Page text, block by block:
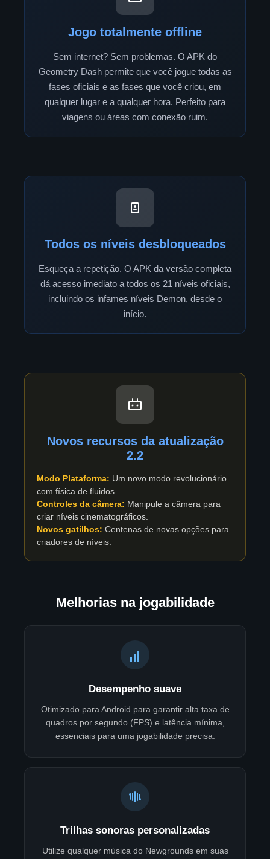
Jogo totalmente offline
Sem internet? Sem problemas. O APK do
Geometry Dash permite que você jogue todas as
fases oficiais e as fases que você criou, em
qualquer lugar e a qualquer hora. Perfeito para
viagens ou áreas com conexão ruim.
Todos os níveis desbloqueados
Esqueça a repetição. O APK da versão completa
dá acesso imediato a todos os 21 níveis oficiais,
incluindo os infames níveis Demon, desde o
início.
Novos recursos da atualização
2.2
Modo Plataforma: Um novo modo revolucionário
com física de fluidos.
Controles da câmera: Manipule a câmera para
criar níveis cinematográficos.
Novos gatilhos: Centenas de novas opções para
criadores de níveis.
Melhorias na jogabilidade
Desempenho suave
Otimizado para Android para garantir alta taxa de
quadros por segundo (FPS) e latência mínima,
essenciais para uma jogabilidade precisa.
Trilhas sonoras personalizadas
Utilize qualquer música do Newgrounds em suas